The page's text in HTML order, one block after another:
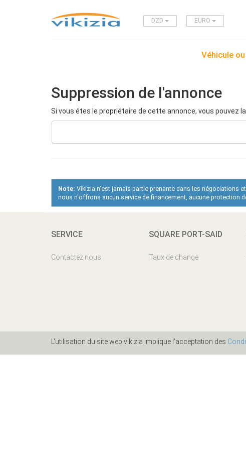
DZD EURO
Véhicule
Suppression de l'annonce
Si vous étes le propriétaire de cette annonce, vous pouvez
Note: Vikizia n'est jamais partie prenante dans les négociations
nous n'offrons aucun service de financement, aucune protection
SERVICE
Contactez nous
SQUARE PORT-SAID
Taux de change
L'utilisation du site web vikizia implique l'acceptation des